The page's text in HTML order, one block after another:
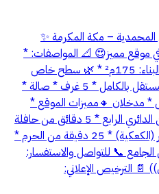
– مكة المكرمة ✨
موقع مميز😍 📐 المواصفات: *
مساحة إجمالية: 298م² * مساحة البناء: 175م² * 🌿 سطح خاص
بمساحة 123م² * ✅ روف في دور مستقل بالكامل * 5 غرف * صالة *
* مدخلان 🔸️مميزات الموقع *
دقيقتان من الشوقية * 5 دقائق من الدائري الرابع * 5 دقائق من حافلة
الحرم * 12 دقيقة من حلقة الخضار (الكعكية) * 25 دقيقة من الحرم *
📞 للتواصل والاستفسار:
📄 الترخيص الإعلاني: